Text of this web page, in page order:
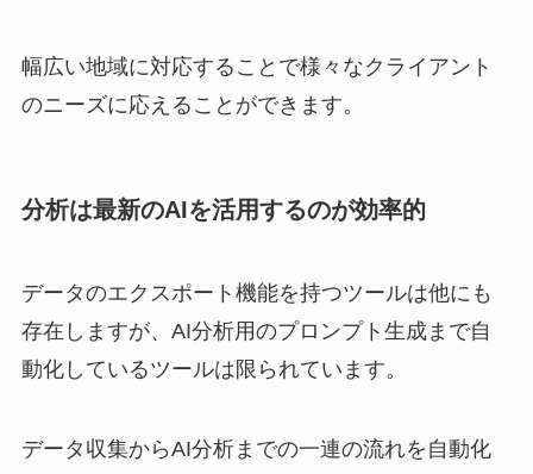
幅広い地域に対応することで様々なクライアント
のニーズに応えることができます。
分析は最新のAIを活用するのが効率的
データのエクスポート機能を持つツールは他にも
存在しますが、AI分析用のプロンプト生成まで自
動化しているツールは限られています。
データ収集からAI分析までの一連の流れを自動化